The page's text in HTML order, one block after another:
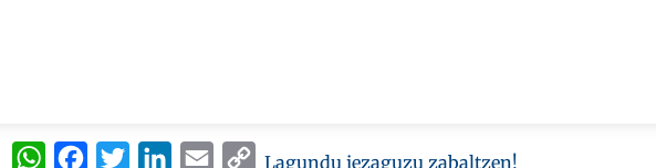
WhatsAppFacebookTwitterLinkedIn
Email Copy
Lagundu iezaguzu zabaltzen!